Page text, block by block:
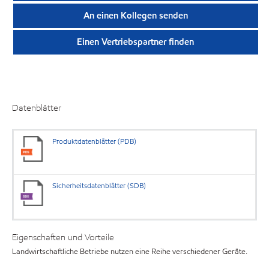
An einen Kollegen senden
Einen Vertriebspartner finden
Datenblätter
Produktdatenblätter (PDB)
Sicherheitsdatenblätter (SDB)
Eigenschaften und Vorteile